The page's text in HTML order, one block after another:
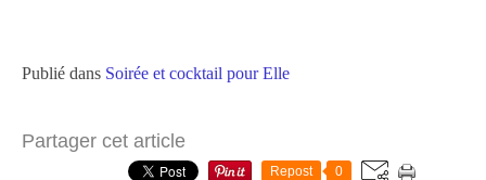
Publié dans Soirée et cocktail pour Elle
Partager cet article
Repost 0